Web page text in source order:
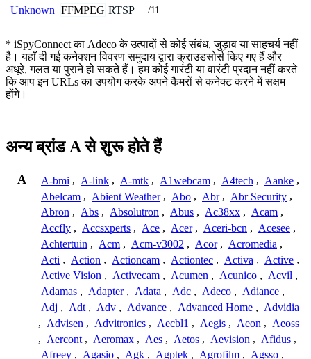
Unknown FFMPEG RTSP /11
* iSpyConnect का Adeco के उत्पादों से कोई संबंध, जुड़ाव या साहचर्य नहीं
है। यहाँ दी गई कनेक्शन विवरण समुदाय द्वारा क्राउडसोर्स किए गए हैं और
अधूरे, गलत या पुराने हो सकते हैं। हम कोई गारंटी या वारंटी प्रदान नहीं करते
कि आप इन URLs का उपयोग करके अपने कैमरों से कनेक्ट करने में सक्षम
होंगे।
अन्य ब्रांड A से शुरू होते हैं
A A-bmi , A-link , A-mtk , A1webcam , A4tech , Aanke ,
Abelcam , Abient Weather , Abo , Abr , Abr Security ,
Abron , Abs , Absolutron , Abus , Ac38xx , Acam ,
Accfly , Accsxperts , Ace , Acer , Aceri-bcn , Acesee ,
Achtertuin , Acm , Acm-v3002 , Acor , Acromedia ,
Acti , Action , Actioncam , Actiontec , Activa , Active ,
Active Vision , Activecam , Acumen , Acunico , Acvil ,
Adamas , Adapter , Adata , Adc , Adeco , Adiance ,
Adj , Adt , Adv , Advance , Advanced Home , Advidia
, Advisen , Advitronics , Aecbl1 , Aegis , Aeon , Aeoss
, Aercont , Aeromax , Aes , Aetos , Aevision , Afidus ,
Afreey , Agasio , Agk , Agptek , Agrofilm , Agsso ,